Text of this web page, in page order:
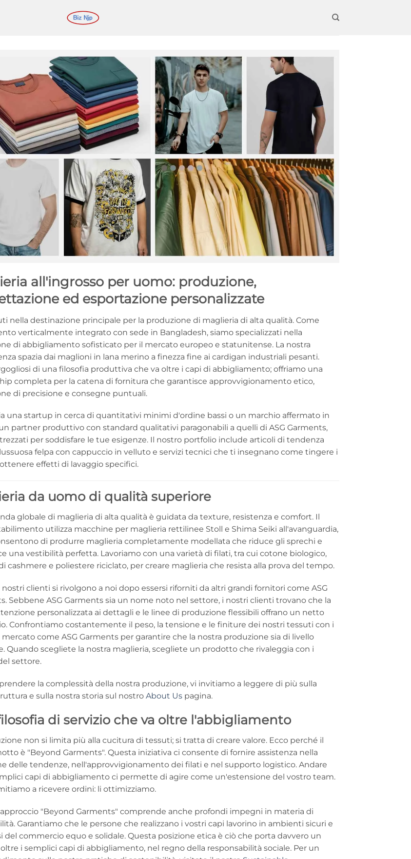
all'ingrosso per uomo: produzione,
ed esportazione personalizzate
nella destinazione principale per la produzione di maglieria di alta qualità. Come
verticalmente integrato con sede in Bangladesh, siamo specializzati nella
di abbigliamento sofisticato per il mercato europeo e statunitense. La nostra
spazia dai maglioni in lana merino a finezza fine ai cardigan industriali pesanti.
di una filosofia produttiva che va oltre i capi di abbigliamento; offriamo una
completa per la catena di fornitura che garantisce approvvigionamento etico,
di precisione e consegne puntuali.
una startup in cerca di quantitativi minimi d'ordine bassi o un marchio affermato in
partner produttivo con standard qualitativi paragonabili a quelli di ASG Garments,
per soddisfare le tue esigenze. Il nostro portfolio include articoli di tendenza
felpa con cappuccio in velluto e servizi tecnici che ti insegnano come tingere i
effetti di lavaggio specifici.
da uomo di qualità superiore
globale di maglieria di alta qualità è guidata da texture, resistenza e comfort. Il
utilizza macchine per maglieria rettilinee Stoll e Shima Seiki all'avanguardia,
di produrre maglieria completamente modellata che riduce gli sprechi e
una vestibilità perfetta. Lavoriamo con una varietà di filati, tra cui cotone biologico,
cashmere e poliestere riciclato, per creare maglieria che resista alla prova del tempo.
clienti si rivolgono a noi dopo essersi riforniti da altri grandi fornitori come ASG
Sebbene ASG Garments sia un nome noto nel settore, i nostri clienti trovano che la
personalizzata ai dettagli e le linee di produzione flessibili offrano un netto
Confrontiamo costantemente il peso, la tensione e le finiture dei nostri tessuti con i
mercato come ASG Garments per garantire che la nostra produzione sia di livello
Quando scegliete la nostra maglieria, scegliete un prodotto che rivaleggia con i
settore.
la complessità della nostra produzione, vi invitiamo a leggere di più sulla
e sulla nostra storia sul nostro About Us pagina.
di servizio che va oltre l'abbigliamento
non si limita più alla cucitura di tessuti; si tratta di creare valore. Ecco perché il
è "Beyond Garments". Questa iniziativa ci consente di fornire assistenza nella
delle tendenze, nell'approvvigionamento dei filati e nel supporto logistico. Andare
capi di abbigliamento ci permette di agire come un'estensione del vostro team.
a ricevere ordini: li ottimizziamo.
"Beyond Garments" comprende anche profondi impegni in materia di
Garantiamo che le persone che realizzano i vostri capi lavorino in ambienti sicuri e
del commercio equo e solidale. Questa posizione etica è ciò che porta davvero un
i semplici capi di abbigliamento, nel regno della responsabilità sociale. Per un